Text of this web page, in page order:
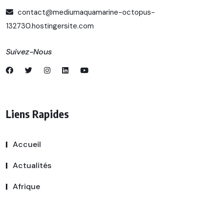
contact@mediumaquamarine-octopus-
132730.hostingersite.com
Suivez-Nous
Liens Rapides
Accueil
Actualités
Afrique